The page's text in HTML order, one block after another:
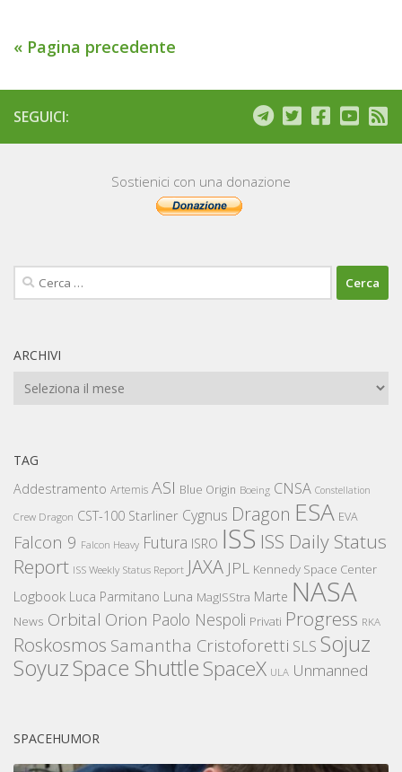
« Pagina precedente
SEGUICI:
Sostienici con una donazione
Ricerca
per:
ARCHIVI
Archivi
TAG
Addestramento Artemis ASI Blue Origin Boeing CNSA Constellation
Crew Dragon CST-100 Starliner Cygnus Dragon ESA EVA
Falcon 9 Falcon Heavy Futura ISRO ISS ISS Daily Status
Report ISS Weekly Status Report JAXA JPL Kennedy Space Center
Logbook Luca Parmitano Luna MagISStra Marte NASA
News Orbital Orion Paolo Nespoli Privati Progress RKA
Roskosmos Samantha Cristoforetti SLS Sojuz
SoyuzSpace ShuttleSpaceX ULA Unmanned
SPACEHUMOR